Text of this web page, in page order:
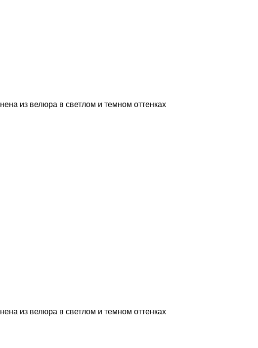
из велюра в светлом и темном оттенках
из велюра в светлом и темном оттенках